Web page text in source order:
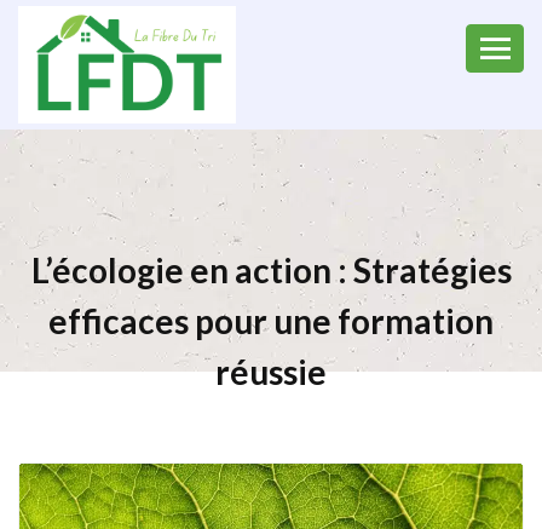
L’écologie en action : Stratégies
efficaces pour une formation
réussie